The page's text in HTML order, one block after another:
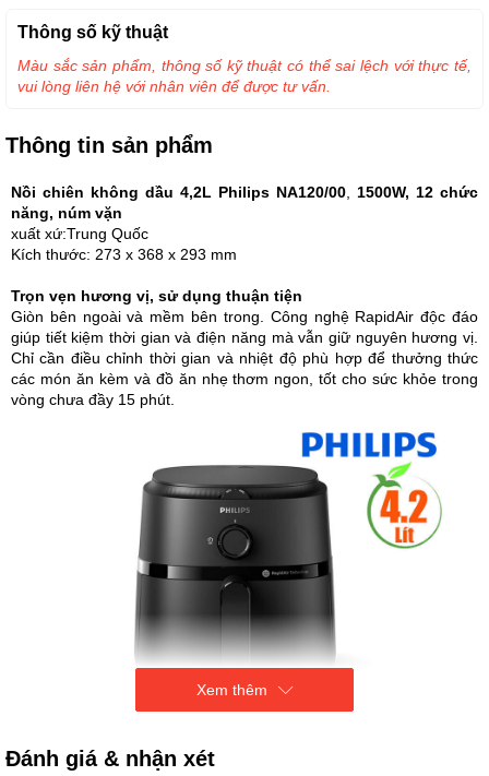
Thông tin sản phẩm
Nồi chiên không dầu 4,2L Philips NA120/00
1500W, 12 chức
năng, núm vặn
xuất xứ:Trung Quốc
Kích thước: 273 x 368 x 293 mm
Trọn vẹn hương vị, sử dụng thuận tiện
Giòn bên ngoài và mềm bên trong. Công nghệ RapidAir độc đáo
giúp tiết kiệm thời gian và điện năng mà vẫn giữ nguyên hương vị.
Chỉ cần điều chỉnh thời gian và nhiệt độ phù hợp để thưởng thức
các món ăn kèm và đồ ăn nhẹ thơm ngon, tốt cho sức khỏe trong
vòng chưa đầy 15 phút.
Xem thêm
Thông số kỹ thuật
Màu sắc sản phẩm, thông số kỹ thuật có thể sai lệch với thực tế,
vui lòng liên hệ với nhân viên để được tư vấn.
Đánh giá & nhận xét